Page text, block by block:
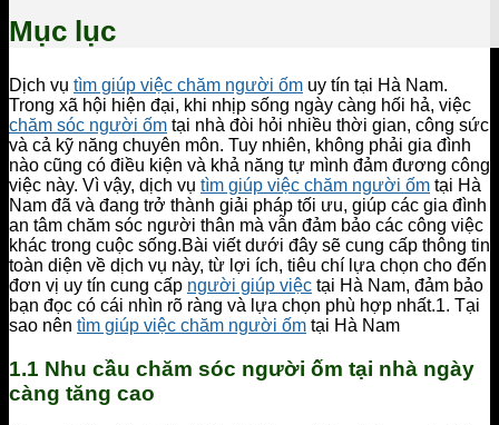
Mục lục
Dịch vụ tìm giúp việc chăm người ốm uy tín tại Hà Nam.
Trong xã hội hiện đại, khi nhịp sống ngày càng hối hả, việc
chăm sóc người ốm tại nhà đòi hỏi nhiều thời gian, công sức
và cả kỹ năng chuyên môn. Tuy nhiên, không phải gia đình
nào cũng có điều kiện và khả năng tự mình đảm đương công
việc này. Vì vậy, dịch vụ tìm giúp việc chăm người ốm tại Hà
Nam đã và đang trở thành giải pháp tối ưu, giúp các gia đình
an tâm chăm sóc người thân mà vẫn đảm bảo các công việc
khác trong cuộc sống.Bài viết dưới đây sẽ cung cấp thông tin
toàn diện về dịch vụ này, từ lợi ích, tiêu chí lựa chọn cho đến
đơn vị uy tín cung cấp người giúp việc tại Hà Nam, đảm bảo
bạn đọc có cái nhìn rõ ràng và lựa chọn phù hợp nhất.1. Tại
sao nên tìm giúp việc chăm người ốm tại Hà Nam
1.1 Nhu cầu chăm sóc người ốm tại nhà ngày
càng tăng cao